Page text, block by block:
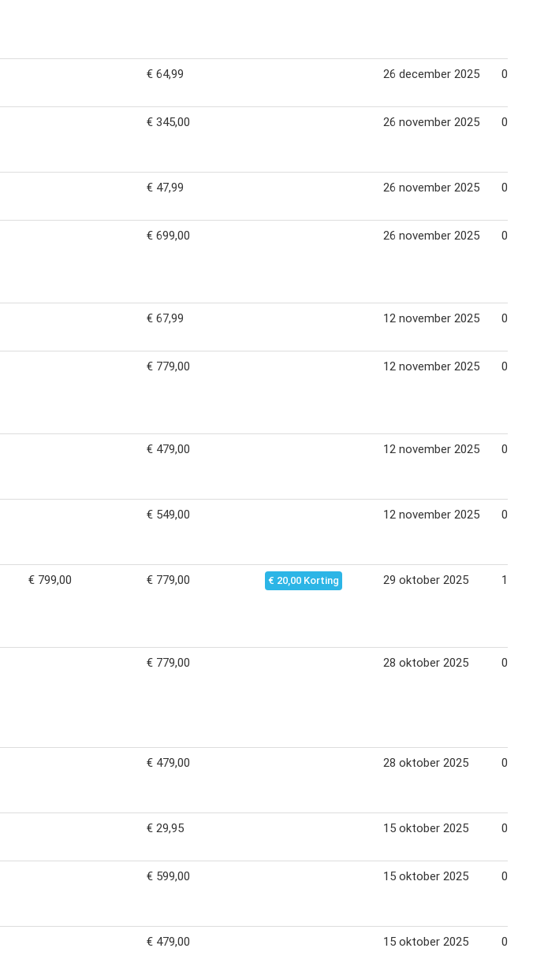
€ 64,99 26 december 2025 05
€ 345,00 26 november 2025 02
€ 47,99 26 november 2025 02
€ 699,00 26 november 2025 02
€ 67,99 12 november 2025 01
€ 779,00 12 november 2025 01
€ 479,00 12 november 2025 01
€ 549,00 12 november 2025 01
€ 799,00 € 779,00 € 20,00 Korting 29 oktober 2025 10
€ 779,00 28 oktober 2025 01
€ 479,00 28 oktober 2025 01
€ 29,95 15 oktober 2025 06
€ 599,00 15 oktober 2025 06
€ 479,00 15 oktober 2025 06